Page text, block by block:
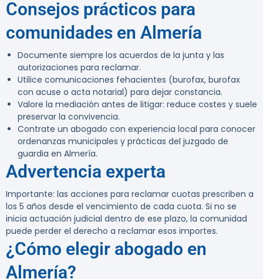
Consejos prácticos para
comunidades en Almería
Documente siempre los acuerdos de la junta y las
autorizaciones para reclamar.
Utilice comunicaciones fehacientes (burofax, burofax
con acuse o acta notarial) para dejar constancia.
Valore la mediación antes de litigar: reduce costes y suele
preservar la convivencia.
Contrate un abogado con experiencia local para conocer
ordenanzas municipales y prácticas del juzgado de
guardia en Almería.
Advertencia experta
Importante: las acciones para reclamar cuotas prescriben a
los 5 años desde el vencimiento de cada cuota. Si no se
inicia actuación judicial dentro de ese plazo, la comunidad
puede perder el derecho a reclamar esos importes.
¿Cómo elegir abogado en
Almería?